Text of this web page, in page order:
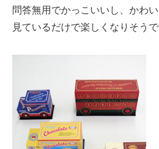
問答無用でかっこいいし、かわい
見ているだけで楽しくなりそうで